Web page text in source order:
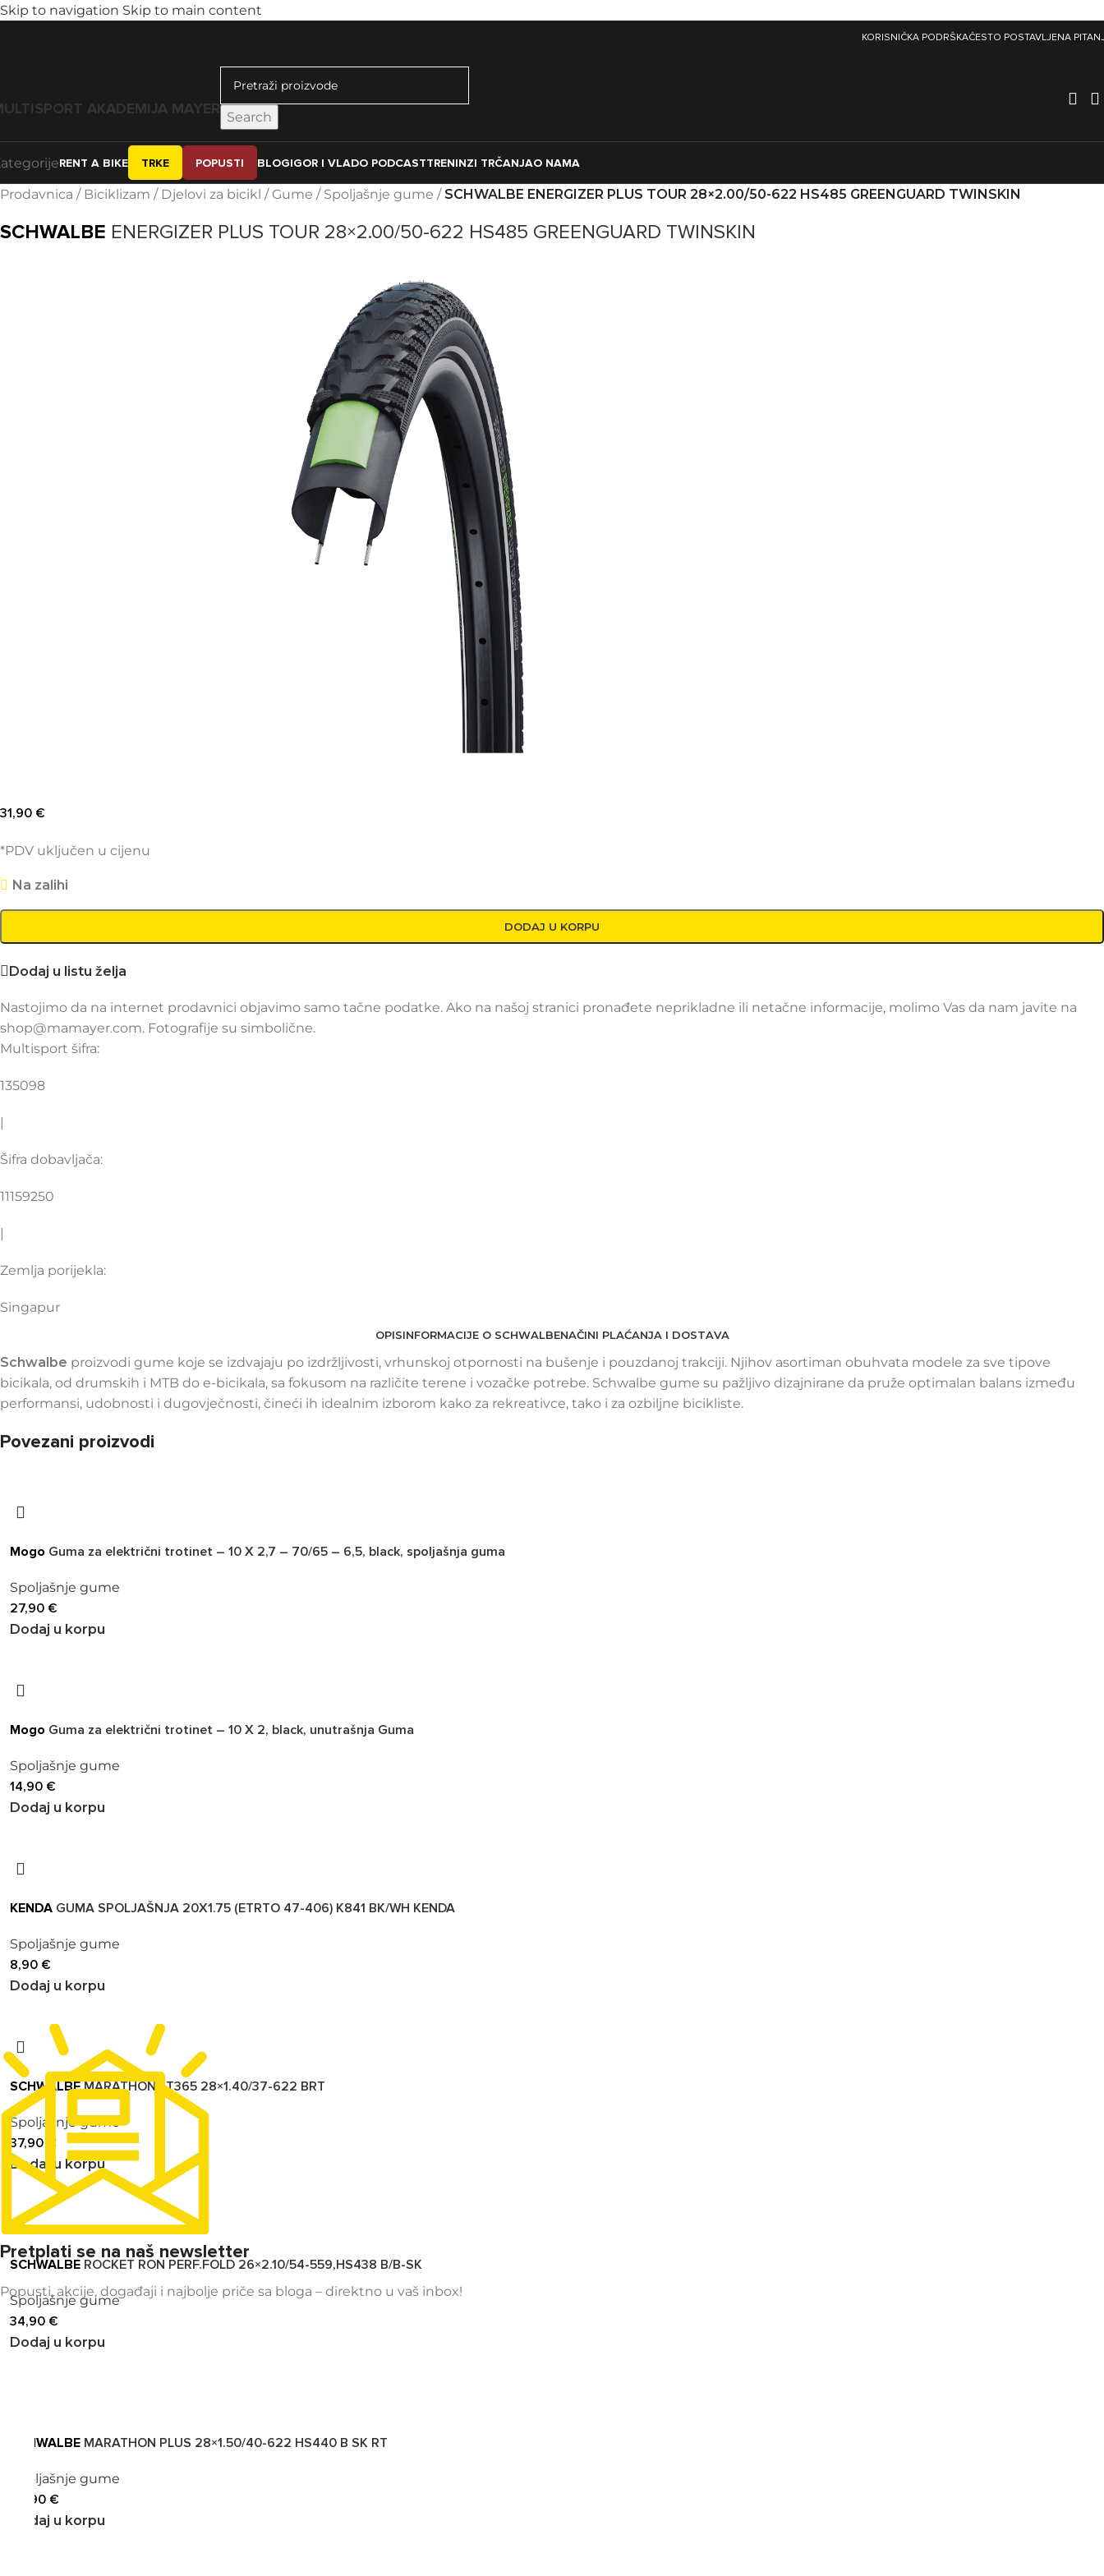
Skip to navigation Skip to main content
KORISNIČKA PODRŠKAČESTO POSTAVLJENA
AKADEMIJA MAYER Search
RENT A BIKE TRKE POPUSTI BLOGIGOR I VLADO PODCASTTRENINZI TRČANJAO NAMA
Prodavnica / Biciklizam / Djelovi za bicikl / Gume / Spoljašnje gume / SCHWALBE ENERGIZER PLUS TOUR 28×2.00/50-622 HS485 GREENGUARD TWINSKIN
SCHWALBE ENERGIZER PLUS TOUR 28×2.00/50-622 HS485 GREENGUARD TWINSKIN
31,90 €
*PDV uključen u cijenu
Na zalihi
DODAJ U KORPU
Dodaj u listu želja
Nastojimo da na internet prodavnici objavimo samo tačne podatke. Ako na našoj stranici pronađete neprikladne ili netačne informacije, molimo Vas da nam javite na
shop@mamayer.com. Fotografije su simbolične.
Multisport šifra:
135098
|
Šifra dobavljača:
11159250
|
Zemlja porijekla:
Singapur
OPISINFORMACIJE O SCHWALBENAČINI PLAĆANJA I DOSTAVA
Schwalbe proizvodi gume koje se izdvajaju po izdržljivosti, vrhunskoj otpornosti na bušenje i pouzdanoj trakciji. Njihov asortiman obuhvata modele za sve tipove
bicikala, od drumskih i MTB do e-bicikala, sa fokusom na različite terene i vozačke potrebe. Schwalbe gume su pažljivo dizajnirane da pruže optimalan balans između
performansi, udobnosti i dugovječnosti, čineći ih idealnim izborom kako za rekreativce, tako i za ozbiljne bicikliste.
Povezani proizvodi
Mogo Guma za električni trotinet – 10 X 2,7 – 70/65 – 6,5, black, spoljašnja guma
Spoljašnje gume
27,90 €
Dodaj u korpu
Mogo Guma za električni trotinet – 10 X 2, black, unutrašnja Guma
Spoljašnje gume
14,90 €
Dodaj u korpu
KENDA GUMA SPOLJAŠNJA 20X1.75 (ETRTO 47-406) K841 BK/WH KENDA
Spoljašnje gume
8,90 €
Dodaj u korpu
SCHWALBEMARATHONGT365 28×1.40/37-622 BRT
Spoljašnje gume
37,90 €
Dodaj u korpu
SCHWALBE ROCKET RON PERF.FOLD 26×2.10/54-559,HS438 B/B-SK
Spoljašnje gume
34,90 €
Dodaj u korpu
SCHWALBE MARATHON PLUS 28×1.50/40-622 HS440 B SK RT
Spoljašnje gume
44,90 €
Dodaj u korpu
Pretplati se na naš newsletter
Popusti, akcije, događaji i najbolje priče sa bloga – direktno u vaš inbox!